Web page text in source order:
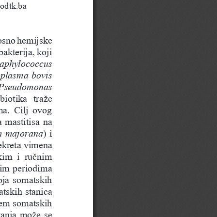
hemijske
koji
bovis
traže
Cilj  ovog
mastitisa na
majorana) i
vimena
i  ručnim
periodima
somatskih
stanica
somatskih
može se